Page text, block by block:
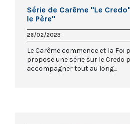
Série de Carême "Le
le Père"
26/02/2023
Le Carême commence et la Foi
propose une série sur le Credo
accompagner tout au long...